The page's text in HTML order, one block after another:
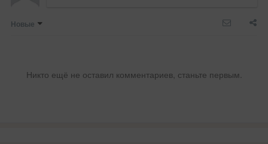
Новые
Никто ещё не оставил комментариев, станьте первым.